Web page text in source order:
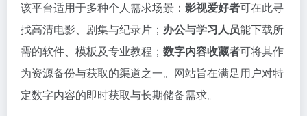
该平台适用于多种个人需求场景： 影视爱好者可在此寻
找高清电影、剧集与纪录片； 办公与学习人员能下载所
需的软件、模板及专业教程； 数字内容收藏者可将其作
为资源备份与获取的渠道之一。网站旨在满足用户对特
定数字内容的即时获取与长期储备需求。